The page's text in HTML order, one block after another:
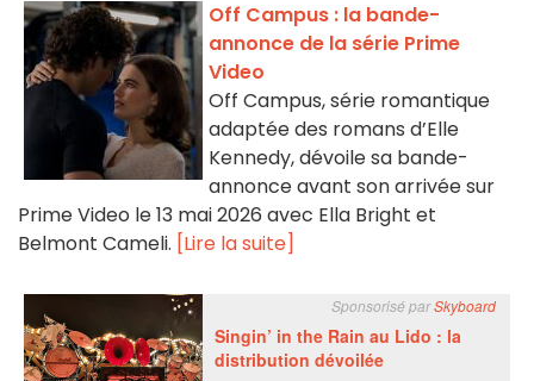
Off Campus : la bande-
annonce de la série Prime
Video
Off Campus, série romantique
adaptée des romans d’Elle
Kennedy, dévoile sa bande-
annonce avant son arrivée sur
Prime Video le 13 mai 2026 avec Ella Bright et
Belmont Cameli. [Lire la suite]